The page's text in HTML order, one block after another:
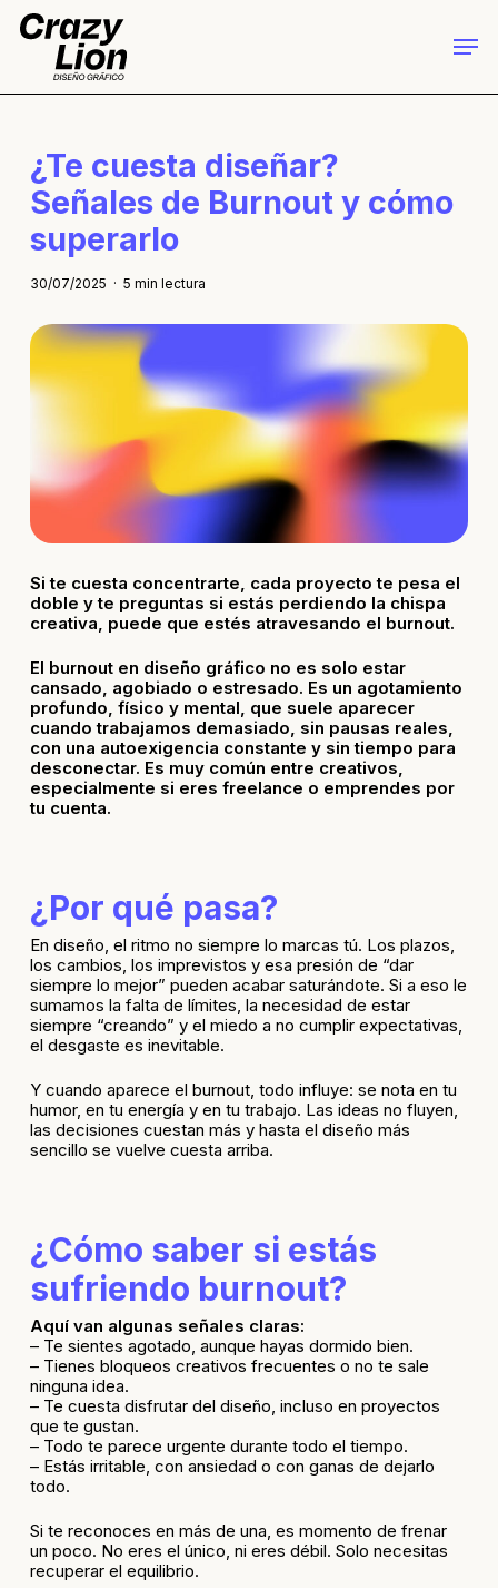
Skip
content
¿Te cuesta diseñar?
Señales de Burnout y cómo
superarlo
30/07/2025 5 min lectura
Si te cuesta concentrarte, cada proyecto te pesa el
doble y te preguntas si estás perdiendo la chispa
creativa, puede que estés atravesando el burnout.
El burnout en diseño gráfico no es solo estar
cansado, agobiado o estresado. Es un agotamiento
profundo, físico y mental, que suele aparecer
cuando trabajamos demasiado, sin pausas reales,
con una autoexigencia constante y sin tiempo para
desconectar. Es muy común entre creativos,
especialmente si eres freelance o emprendes por
tu cuenta.
¿Por qué pasa?
En diseño, el ritmo no siempre lo marcas tú. Los plazos,
los cambios, los imprevistos y esa presión de “dar
siempre lo mejor” pueden acabar saturándote. Si a eso le
sumamos la falta de límites, la necesidad de estar
siempre “creando” y el miedo a no cumplir expectativas,
el desgaste es inevitable.
Y cuando aparece el burnout, todo influye: se nota en tu
humor, en tu energía y en tu trabajo. Las ideas no fluyen,
las decisiones cuestan más y hasta el diseño más
sencillo se vuelve cuesta arriba.
¿Cómo saber si estás
sufriendo burnout?
Aquí van algunas señales claras:
– Te sientes agotado, aunque hayas dormido bien.
– Tienes bloqueos creativos frecuentes o no te sale
ninguna idea.
– Te cuesta disfrutar del diseño, incluso en proyectos
que te gustan.
– Todo te parece urgente durante todo el tiempo.
– Estás irritable, con ansiedad o con ganas de dejarlo
todo.
Si te reconoces en más de una, es momento de frenar
un poco. No eres el único, ni eres débil. Solo necesitas
recuperar el equilibrio.